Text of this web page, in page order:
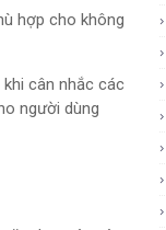
hợp cho không
cân nhắc các
người dùng